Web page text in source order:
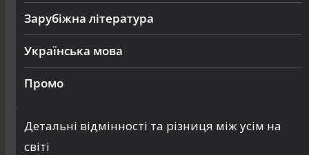
Зарубіжна література
Українська мова
Промо
Детальні відмінності та різниця між усім на
світі